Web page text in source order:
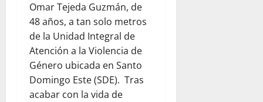
Omar Tejeda Guzmán, de
48 años, a tan solo metros
de la Unidad Integral de
Atención a la Violencia de
Género ubicada en Santo
Domingo Este (SDE). Tras
acabar con la vida de